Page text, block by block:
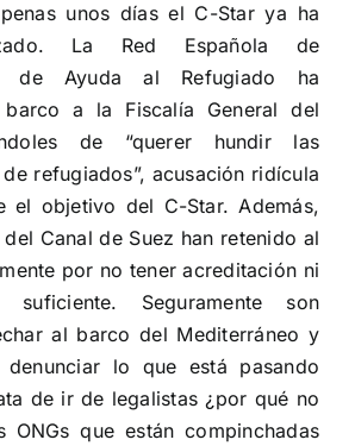
unos días el C-Star ya ha
La Red Española de
de Ayuda al Refugiado ha
a la Fiscalía General del
de “querer hundir las
refugiados”, acusación ridícula
el objetivo del C-Star. Además,
Canal de Suez han retenido al
por no tener acreditación ni
suficiente. Seguramente son
al barco del Mediterráneo y
lo que está pasando
de ir de legalistas ¿por qué no
ONGs que están compinchadas